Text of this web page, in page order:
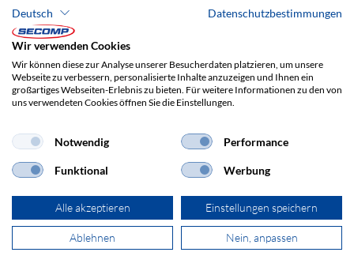
Brands Impressum
AGB
Haftungsausschluss
Versandkosten
© 2026 SECOMP AG. Alle Rechte vorbehalten.
powered by polynorm
Deutsch
Datenschutzbestimmungen
Wir verwenden Cookies
Wir können diese zur Analyse unserer Besucherdaten platzieren, um unsere
Webseite zu verbessern, personalisierte Inhalte anzuzeigen und Ihnen ein
großartiges Webseiten-Erlebnis zu bieten. Für weitere Informationen zu den von
uns verwendeten Cookies öffnen Sie die Einstellungen.
Notwendig Performance
Funktional Werbung
Alle akzeptieren Einstellungen speichern
Ablehnen Nein, anpassen